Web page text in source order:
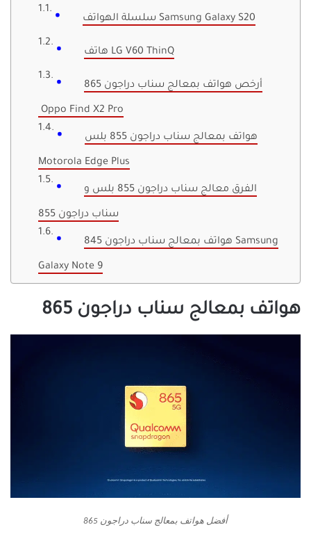
سلسلة الهواتف Samsung Galaxy S20
هاتف LG V60 ThinQ
أرخص هواتف بمعالج سناب دراجون 865
Oppo Find X2 Pro
هواتف بمعالج سناب دراجون 855 بلس
Motorola Edge Plus
الفرق معالج سناب دراجون 855 بلس و
سناب دراجون 855
هواتف بمعالج سناب دراجون 845 Samsung
Galaxy Note 9
هواتف بمعالج سناب دراجون 865
أفضل هواتف بمعالج سناب دراجون 865